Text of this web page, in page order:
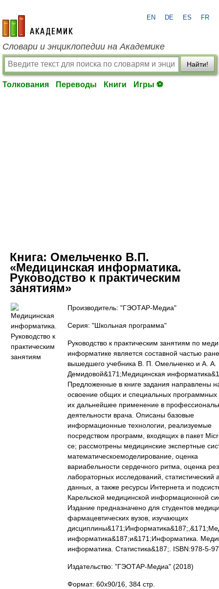
academic.ru
EN DE ES FR
Словари и энциклопедии на Академике
Найти!
Толкования Переводы Книги Игры ⚽
Книга: Омельченко В.П.
«Медицинская информатика.
Руководство к практическим
занятиям»
Производитель: "ГЭОТАР-Медиа"
Серия: "Школьная программа"
Руководство к практическим занятиям по
информатике является составной частью
вышедшего учебника В. П. Омельченко и А. А.
Демидовой&171;Медицинская
Предложенные в книге задания направлены
освоение общих и специальных программных
их дальнейшее применение в
деятельности врача. Описаны базовые
информационные технологии, реализуемые
посредством программ, входящих в пакет
ce; рассмотрены медицинские экспертные
математическоемоделирование, оценка
вариабельности сердечного ритма, оценка
лабораторных исследований, статистический
данных, а также ресурсы Интернета и
Карельской медицинской информационной
Издание предназначено для студентов
фармацевтических вузов, изучающих
информатика&187;и&171;Информатика.
информатика. Статистика&187;. ISBN:978-5-
Издательство: "ГЭОТАР-Медиа" (2018)
Формат: 60x90/16, 384 стр.